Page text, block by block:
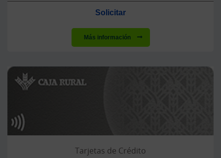
Solicitar
Más información
Tarjetas de Crédito